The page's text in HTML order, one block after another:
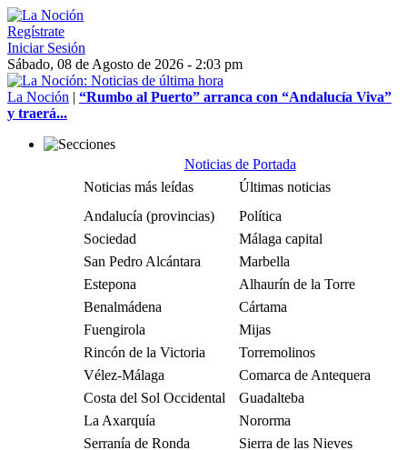
Regístrate
Iniciar Sesión
Sábado, 08 de Agosto de 2026 - 2:03 pm
La Noción | “Rumbo al Puerto” arranca con “Andalucía Viva”
y traerá...
Noticias de Portada
Noticias más leídas
Últimas noticias
Andalucía (provincias)
Política
Sociedad
Málaga capital
San Pedro Alcántara
Marbella
Estepona
Alhaurín de la Torre
Benalmádena
Cártama
Fuengirola
Mijas
Rincón de la Victoria
Torremolinos
Vélez-Málaga
Comarca de Antequera
Costa del Sol Occidental
Guadalteba
La Axarquía
Nororma
Serranía de Ronda
Sierra de las Nieves